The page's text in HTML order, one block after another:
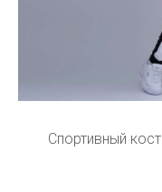
Спортивный